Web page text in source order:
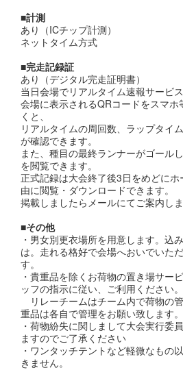
■計測
あり（ICチップ計測）
ネットタイム方式
■完走記録証
あり（デジタル完走証明書）
当日会場でリアルタイム速報サービス
会場に表示されるQRコードをスマ
くと、
リアルタイムの周回数、ラップタイ
が確認できます。
また、種目の最終ランナーがゴール
を閲覧できます。
正式記録は大会終了後3日をめどに
由に閲覧・ダウンロードできます。
掲載しましたらメールにてご案内しま
■その他
・男女別更衣場所を用意します。込
は。走れる格好で会場へおいでいた
す。
・貴重品を除くお荷物の置き場サー
ッフの指示に従い、ご利用ください。
リレーチームはチーム内で荷物の
重品は各自で管理をお願い致します。
・荷物紛失に関しまして大会実行委
ますのでご了承ください
・ワンタッチテントなど軽微なもの
きません。